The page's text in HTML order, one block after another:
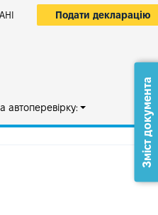
Подати декларацію
автоперевірку: Зміст документа